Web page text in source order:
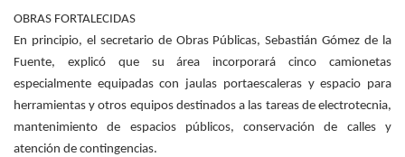
OBRAS FORTALECIDAS
En principio, el secretario de Obras Públicas, Sebastián Gómez de la
Fuente, explicó que su área incorporará cinco camionetas
especialmente equipadas con jaulas portaescaleras y espacio para
herramientas y otros equipos destinados a las tareas de electrotecnia,
mantenimiento de espacios públicos, conservación de calles y
atención de contingencias.